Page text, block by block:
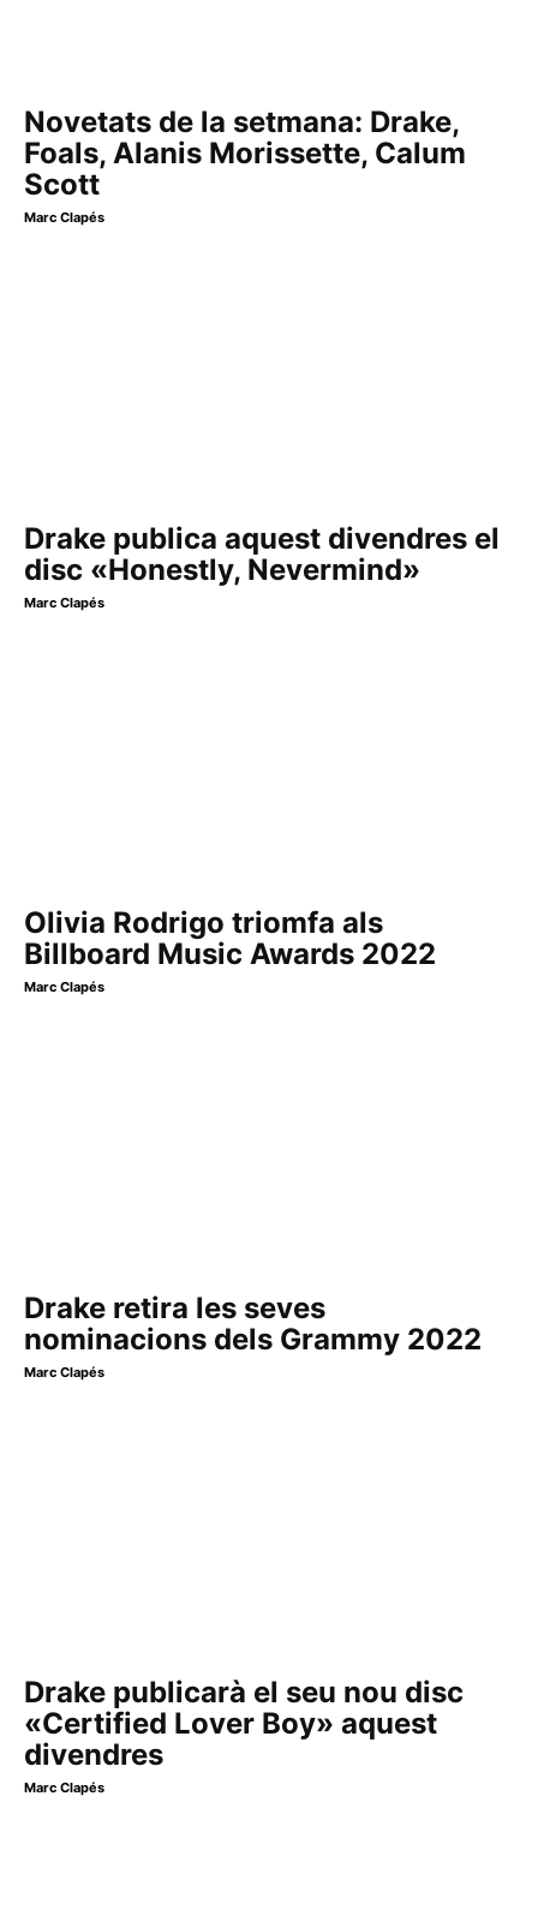
Novetats de la setmana: Drake,
Foals, Alanis Morissette, Calum
Scott
Marc Clapés
Drake publica aquest divendres el
disc «Honestly, Nevermind»
Marc Clapés
Olivia Rodrigo triomfa als
Billboard Music Awards 2022
Marc Clapés
Drake retira les seves
nominacions dels Grammy 2022
Marc Clapés
Drake publicarà el seu nou disc
«Certified Lover Boy» aquest
divendres
Marc Clapés